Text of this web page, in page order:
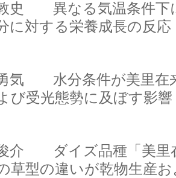
史 異なる気温条件下
に対する栄養成長の反応
気 水分条件が美里在
び受光態勢に及ぼす影響
介 ダイズ品種「美里
草型の違いが乾物生産